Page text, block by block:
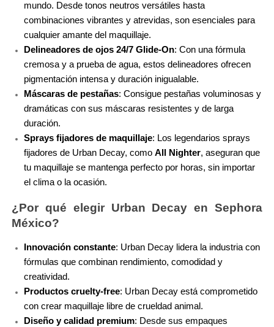
MOSCHINO
MURAD
NATASHA DENONA
NUXE
OLAPLEX
mundo. Desde tonos neutros versátiles hasta
combinaciones vibrantes y atrevidas, son esenciales para
cualquier amante del maquillaje.
Delineadores de ojos 24/7 Glide-On: Con una fórmula
cremosa y a prueba de agua, estos delineadores ofrecen
pigmentación intensa y duración inigualable.
Máscaras de pestañas: Consigue pestañas voluminosas y
dramáticas con sus máscaras resistentes y de larga
duración.
Sprays fijadores de maquillaje: Los legendarios sprays
fijadores de Urban Decay, como All Nighter, aseguran que
tu maquillaje se mantenga perfecto por horas, sin importar
el clima o la ocasión.
¿Por qué elegir Urban Decay en Sephora
México?
Innovación constante: Urban Decay lidera la industria con
fórmulas que combinan rendimiento, comodidad y
creatividad.
Productos cruelty-free: Urban Decay está comprometido
con crear maquillaje libre de crueldad animal.
Diseño y calidad premium: Desde sus empaques